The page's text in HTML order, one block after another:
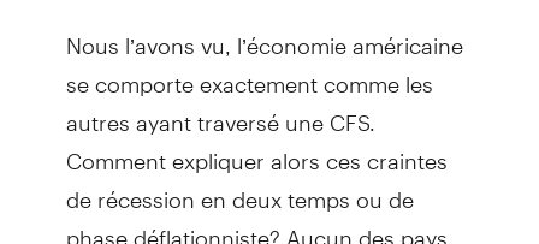
Nous l’avons vu, l’économie américaine
se comporte exactement comme les
autres ayant traversé une CFS.
Comment expliquer alors ces craintes
de récession en deux temps ou de
phase déflationniste? Aucun des pays